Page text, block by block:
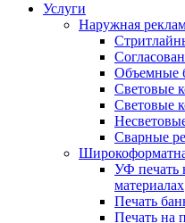
Услуги
Наружная
Объемные
Световые
Световые
Сварные
УФ печать
материалах
Печать
Печать на